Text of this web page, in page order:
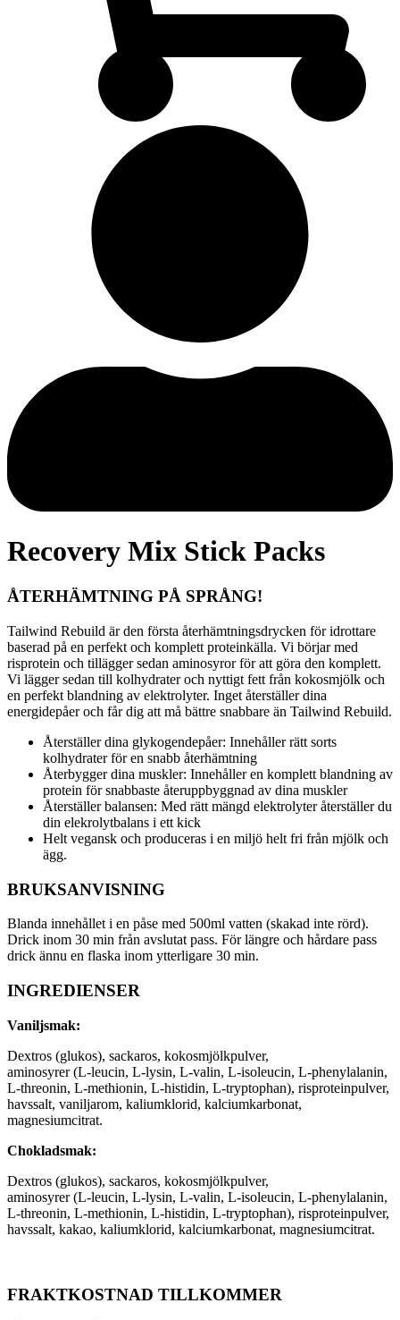
Recovery Mix Stick Packs
ÅTERHÄMTNING PÅ SPRÅNG!
Tailwind Rebuild är den första återhämtningsdrycken för idrottare
baserad på en perfekt och komplett proteinkälla. Vi börjar med
risprotein och tillägger sedan aminosyror för att göra den komplett.
Vi lägger sedan till kolhydrater och nyttigt fett från kokosmjölk och
en perfekt blandning av elektrolyter. Inget återställer dina
energidepåer och får dig att må bättre snabbare än Tailwind Rebuild.
Återställer dina glykogendepåer: Innehåller rätt sorts
kolhydrater för en snabb återhämtning
Återbygger dina muskler: Innehåller en komplett blandning av
protein för snabbaste återuppbyggnad av dina muskler
Återställer balansen: Med rätt mängd elektrolyter återställer du
din elekrolytbalans i ett kick
Helt vegansk och produceras i en miljö helt fri från mjölk och
ägg.
BRUKSANVISNING
Blanda innehållet i en påse med 500ml vatten (skakad inte rörd).
Drick inom 30 min från avslutat pass. För längre och hårdare pass
drick ännu en flaska inom ytterligare 30 min.
INGREDIENSER
Vaniljsmak:
Dextros (glukos), sackaros, kokosmjölkpulver,
aminosyrer (L-leucin, L-lysin, L-valin, L-isoleucin, L-phenylalanin,
L-threonin, L-methionin, L-histidin, L-tryptophan), risproteinpulver,
havssalt, vaniljarom, kaliumklorid, kalciumkarbonat,
magnesiumcitrat.
Chokladsmak:
Dextros (glukos), sackaros, kokosmjölkpulver,
aminosyrer (L-leucin, L-lysin, L-valin, L-isoleucin, L-phenylalanin,
L-threonin, L-methionin, L-histidin, L-tryptophan), risproteinpulver,
havssalt, kakao, kaliumklorid, kalciumkarbonat, magnesiumcitrat.
FRAKTKOSTNAD TILLKOMMER